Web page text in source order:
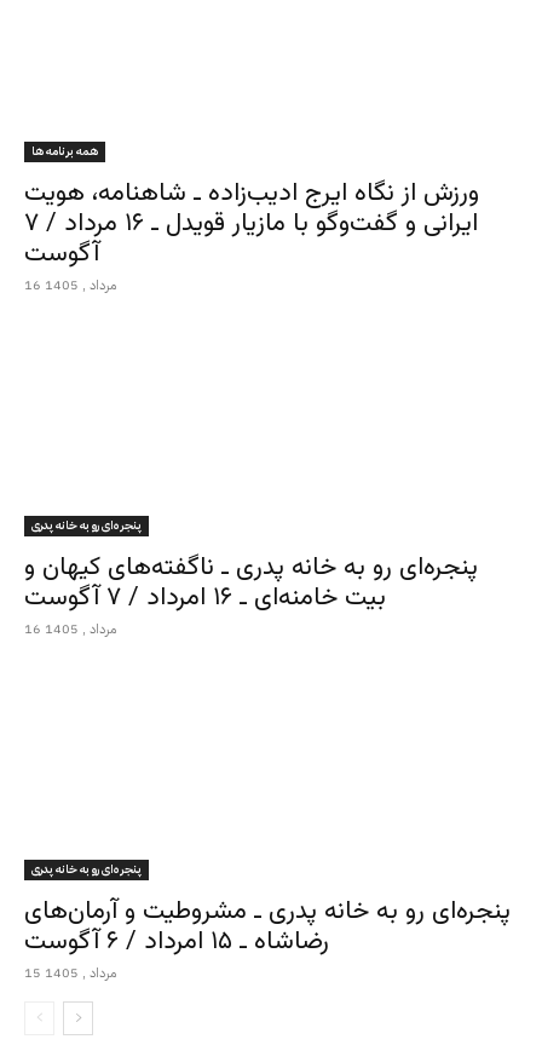
همه برنامه ها
ورزش از نگاه ایرج ادیب‌زاده ـ شاهنامه، هویت
ایرانی و گفت‌وگو با مازیار قویدل ـ ۱۶ مرداد / ۷
آگوست
16 مرداد , 1405
پنجره‌ای رو به خانه پدری
پنجره‌ای رو به خانه پدری ـ ناگفته‌های کیهان و
بیت خامنه‌ای ـ ۱۶ امرداد / ۷ آگوست
16 مرداد , 1405
پنجره‌ای رو به خانه پدری
پنجره‌ای رو به خانه پدری ـ مشروطیت و آرمان‌های
رضاشاه ـ ۱۵ امرداد / ۶ آگوست
15 مرداد , 1405